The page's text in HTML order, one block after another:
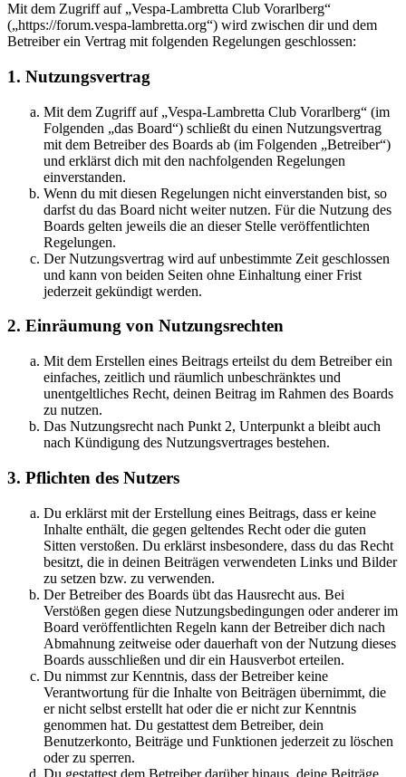
Mit dem Zugriff auf „Vespa-Lambretta Club Vorarlberg“
(„https://forum.vespa-lambretta.org“) wird zwischen dir und dem
Betreiber ein Vertrag mit folgenden Regelungen geschlossen:
1. Nutzungsvertrag
Mit dem Zugriff auf „Vespa-Lambretta Club Vorarlberg“ (im
Folgenden „das Board“) schließt du einen Nutzungsvertrag
mit dem Betreiber des Boards ab (im Folgenden „Betreiber“)
und erklärst dich mit den nachfolgenden Regelungen
einverstanden.
Wenn du mit diesen Regelungen nicht einverstanden bist, so
darfst du das Board nicht weiter nutzen. Für die Nutzung des
Boards gelten jeweils die an dieser Stelle veröffentlichten
Regelungen.
Der Nutzungsvertrag wird auf unbestimmte Zeit geschlossen
und kann von beiden Seiten ohne Einhaltung einer Frist
jederzeit gekündigt werden.
2. Einräumung von Nutzungsrechten
Mit dem Erstellen eines Beitrags erteilst du dem Betreiber ein
einfaches, zeitlich und räumlich unbeschränktes und
unentgeltliches Recht, deinen Beitrag im Rahmen des Boards
zu nutzen.
Das Nutzungsrecht nach Punkt 2, Unterpunkt a bleibt auch
nach Kündigung des Nutzungsvertrages bestehen.
3. Pflichten des Nutzers
Du erklärst mit der Erstellung eines Beitrags, dass er keine
Inhalte enthält, die gegen geltendes Recht oder die guten
Sitten verstoßen. Du erklärst insbesondere, dass du das Recht
besitzt, die in deinen Beiträgen verwendeten Links und Bilder
zu setzen bzw. zu verwenden.
Der Betreiber des Boards übt das Hausrecht aus. Bei
Verstößen gegen diese Nutzungsbedingungen oder anderer im
Board veröffentlichten Regeln kann der Betreiber dich nach
Abmahnung zeitweise oder dauerhaft von der Nutzung dieses
Boards ausschließen und dir ein Hausverbot erteilen.
Du nimmst zur Kenntnis, dass der Betreiber keine
Verantwortung für die Inhalte von Beiträgen übernimmt, die
er nicht selbst erstellt hat oder die er nicht zur Kenntnis
genommen hat. Du gestattest dem Betreiber, dein
Benutzerkonto, Beiträge und Funktionen jederzeit zu löschen
oder zu sperren.
Du gestattest dem Betreiber darüber hinaus, deine Beiträge